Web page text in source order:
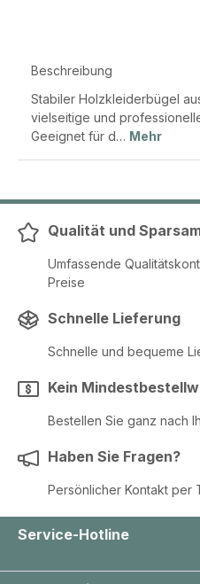
Beschreibung
Stabiler Holzkleiderbügel
vielseitige und
Geeignet für d… Mehr
Qualität und
Umfassende
Preise
Schnelle Lieferung
Schnelle und bequeme
Kein
Bestellen Sie ganz nach
Haben Sie Fragen?
Persönlicher Kontakt per
Service-Hotline